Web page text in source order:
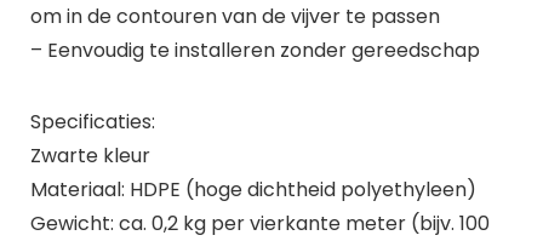
om in de contouren van de vijver te passen
– Eenvoudig te installeren zonder gereedschap
Specificaties:
Zwarte kleur
Materiaal: HDPE (hoge dichtheid polyethyleen)
Gewicht: ca. 0,2 kg per vierkante meter (bijv. 100